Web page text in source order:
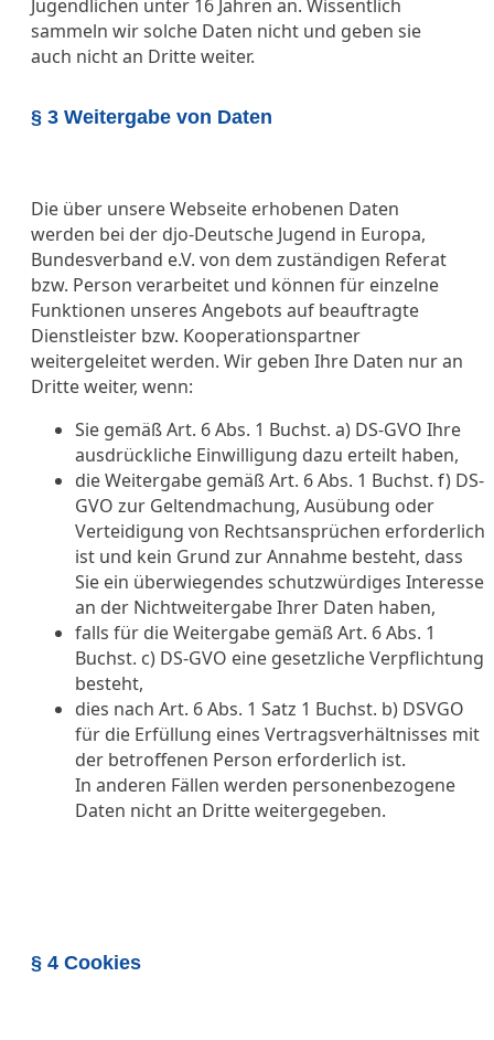
Jugendlichen unter 16 Jahren an. Wissentlich
sammeln wir solche Daten nicht und geben sie
auch nicht an Dritte weiter.
§ 3 Weitergabe von Daten
Die über unsere Webseite erhobenen Daten
werden bei der djo-Deutsche Jugend in Europa,
Bundesverband e.V. von dem zuständigen Referat
bzw. Person verarbeitet und können für einzelne
Funktionen unseres Angebots auf beauftragte
Dienstleister bzw. Kooperationspartner
weitergeleitet werden. Wir geben Ihre Daten nur an
Dritte weiter, wenn:
Sie gemäß Art. 6 Abs. 1 Buchst. a) DS-GVO Ihre
ausdrückliche Einwilligung dazu erteilt haben,
die Weitergabe gemäß Art. 6 Abs. 1 Buchst. f) DS-
GVO zur Geltendmachung, Ausübung oder
Verteidigung von Rechtsansprüchen erforderlich
ist und kein Grund zur Annahme besteht, dass
Sie ein überwiegendes schutzwürdiges Interesse
an der Nichtweitergabe Ihrer Daten haben,
falls für die Weitergabe gemäß Art. 6 Abs. 1
Buchst. c) DS-GVO eine gesetzliche Verpflichtung
besteht,
dies nach Art. 6 Abs. 1 Satz 1 Buchst. b) DSVGO
für die Erfüllung eines Vertragsverhältnisses mit
der betroffenen Person erforderlich ist.
In anderen Fällen werden personenbezogene
Daten nicht an Dritte weitergegeben.
§ 4 Cookies